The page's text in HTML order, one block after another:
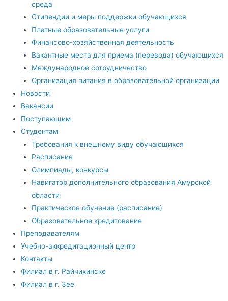
среда
Стипендии и меры поддержки обучающихся
Платные образовательные услуги
Финансово-хозяйственная деятельность
Вакантные места для приема (перевода) обучающихся
Международное сотрудничество
Организация питания в образовательной организации
Новости
Вакансии
Поступающим
Студентам
Требования к внешнему виду обучающихся
Расписание
Олимпиады, конкурсы
Навигатор дополнительного образования Амурской
области
Практическое обучение (расписание)
Образовательное кредитование
Преподавателям
Учебно-аккредитационный центр
Контакты
Филиал в г. Райчихинске
Филиал в г. Зее